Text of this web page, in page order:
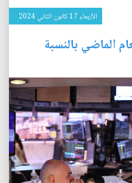
الأربعاء 17 كانون الثاني 2024
الماضي بالنسبة